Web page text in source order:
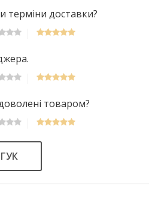
терміни доставки?
товаром?